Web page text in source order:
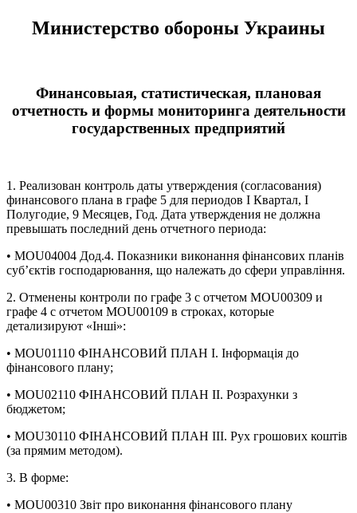
Министерство обороны Украины
Финансовыая, статистическая, плановая
отчетность и формы мониторинга деятельности
государственных предприятий
1. Реализован контроль даты утверждения (согласования)
финансового плана в графе 5 для периодов І Квартал, І
Полугодие, 9 Месяцев, Год. Дата утверждения не должна
превышать последний день отчетного периода:
• MOU04004 Дод.4. Показники виконання фінансових планів
суб’єктів господарювання, що належать до сфери управління.
2. Отменены контроли по графе 3 с отчетом MOU00309 и
графе 4 с отчетом MOU00109 в строках, которые
детализируют «Інші»:
• MOU01110 ФІНАНСОВИЙ ПЛАН І. Інформація до
фінансового плану;
• MOU02110 ФІНАНСОВИЙ ПЛАН ІІ. Розрахунки з
бюджетом;
• MOU30110 ФІНАНСОВИЙ ПЛАН ІІІ. Рух грошових коштів
(за прямим методом).
3. В форме:
• MOU00310 Звіт про виконання фінансового плану